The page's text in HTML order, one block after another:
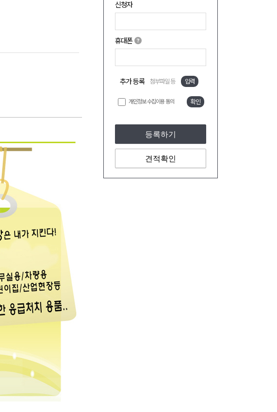
신청자
휴대폰
추가 등록 첨부파일 등 입력
개인정보 수집이용 동의 확인
등록하기
견적확인